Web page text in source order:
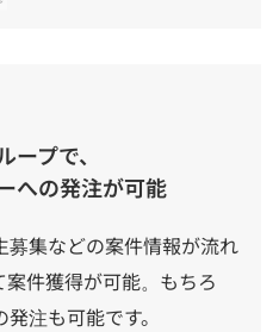
プで、
への発注が可能
募集などの案件情報が流れ
件獲得が可能。もちろ
注も可能です。